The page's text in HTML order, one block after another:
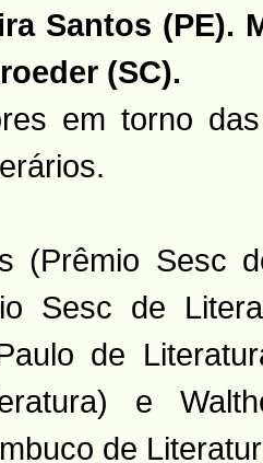
Santos (PE).
(SC).
em torno
(Prêmio Sesc
Sesc de
de
e
de